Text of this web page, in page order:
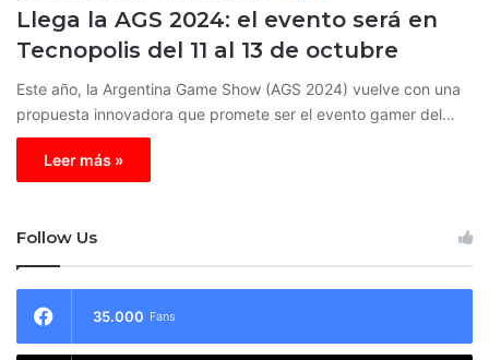
Llega la AGS 2024: el evento será en
Tecnopolis del 11 al 13 de octubre
Este año, la Argentina Game Show (AGS 2024) vuelve con una
propuesta innovadora que promete ser el evento gamer del…
Leer más »
Follow Us
35.000 Fans